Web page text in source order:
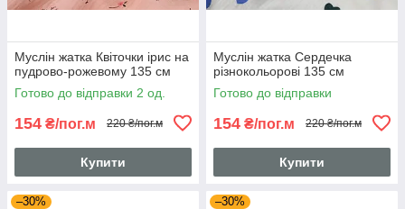
Муслін жатка Квіточки ірис на
пудрово-рожевому 135 см
Готово до відправки 2 од.
154 ₴/пог.м 220 ₴/пог.м
Купити
Муслін жатка Сердечка
різнокольорові 135 см
Готово до відправки
154 ₴/пог.м 220 ₴/пог.м
Купити
–30% –30%